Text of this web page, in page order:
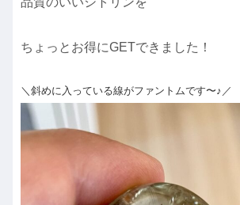
ちょっとお得にGETできました！
＼斜めに入っている線がファントムです〜♪／